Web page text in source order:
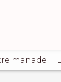
manade